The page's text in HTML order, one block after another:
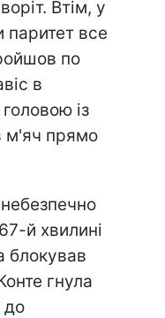
Втім, у
паритет все
по
в
із
м'яч прямо
й хвилині
блокував
гнула
до